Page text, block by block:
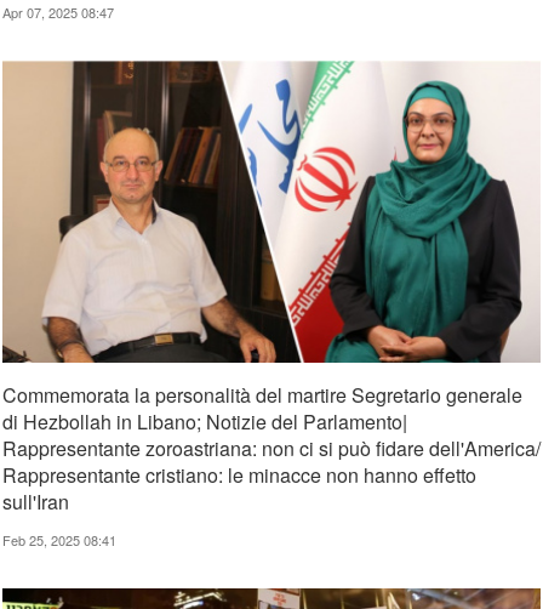
Apr 07, 2025 08:47
Commemorata la personalità del martire Segretario generale
di Hezbollah in Libano; Notizie del Parlamento|
Rappresentante zoroastriana: non ci si può fidare dell'America/
Rappresentante cristiano: le minacce non hanno effetto
sull'Iran
Feb 25, 2025 08:41